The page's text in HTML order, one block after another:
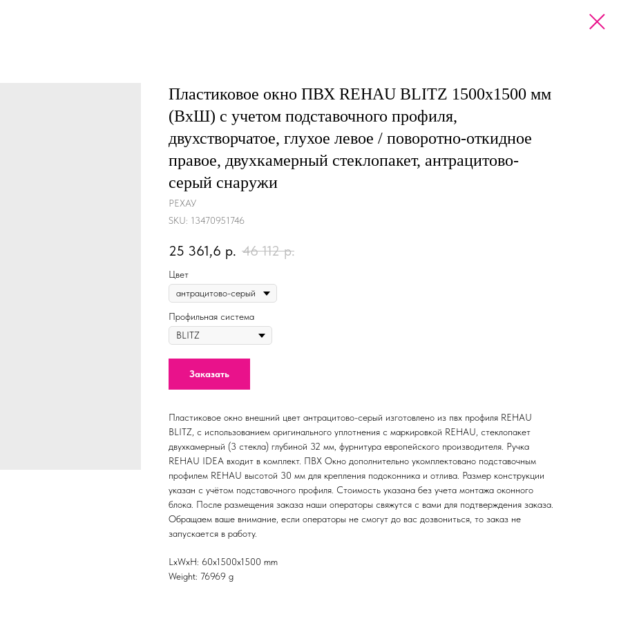
Пластиковое окно ПВХ REHAU BLITZ 1500х1500 мм
(ВхШ) с учетом подставочного профиля,
двухстворчатое, глухое левое / поворотно-откидное
правое, двухкамерный стеклопакет, антрацитово-
серый снаружи
РЕХАУ
SKU: 13470951746
25 361,6 р. 46 112 р.
Цвет
Профильная система
Заказать
Пластиковое окно внешний цвет антрацитово-серый изготовлено из пвх профиля REHAU
BLITZ, с использованием оригинального уплотнения с маркировкой REHAU, стеклопакет
двухкамерный (3 стекла) глубиной 32 мм, фурнитура европейского производителя. Ручка
REHAU IDEA входит в комплект. ПВХ Окно дополнительно укомплектовано подставочным
профилем REHAU высотой 30 мм для крепления подоконника и отлива. Размер конструкции
указан c учётом подставочного профиля. Стоимость указана без учета монтажа оконного
блока. После размещения заказа наши операторы свяжутся с вами для подтверждения заказа.
Обращаем ваше внимание, если операторы не смогут до вас дозвониться, то заказ не
запускается в работу.
LxWxH: 60x1500x1500 mm
Weight: 76969 g